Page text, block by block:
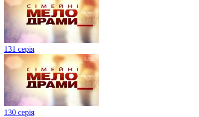
131 серія
130 серія